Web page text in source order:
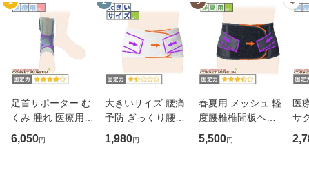
足首サポーター む
くみ 腫れ 医療用
アンクルソフト
6,050円
大きいサイズ 腰痛
予防 ぎっくり腰｜
マックスベルトme
2(3L・4L・5Lサイ
1,980円
春夏用 メッシュ 軽
度腰椎椎間板ヘル
ニア｜ガード・メ
ッシュA
5,500円
医
サ